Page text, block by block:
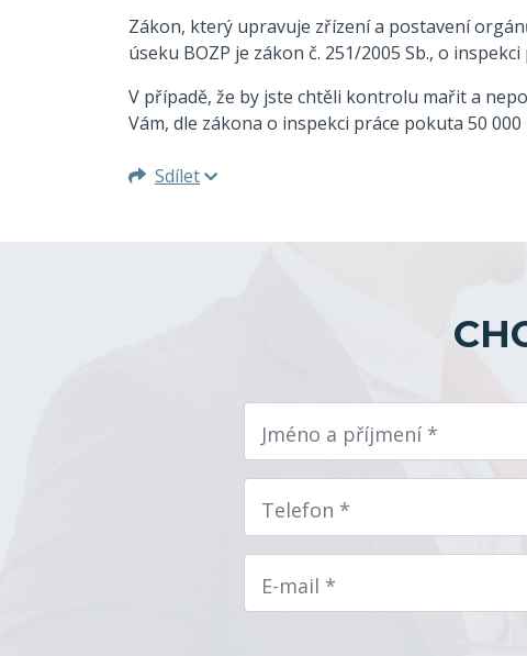
Zákon, který upravuje zřízení a postavení
úseku BOZP je zákon č. 251/2005 Sb., o inspekci
V případě, že by jste chtěli kontrolu mařit a
Vám, dle zákona o inspekci práce pokuta 50 000
Sdílet
Jméno a příjmení *
Telefon *
E-mail *